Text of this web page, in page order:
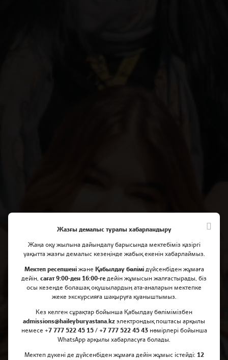
Haileybury Astana мектебінің
оқушысы Британдық Колумбия
университетіне қабылданды
Жазғы демалыс туралы хабарландыру
Жаңа оқу жылына дайындалу барысында мектебіміз қазіргі
уақытта жазғы демалыс кезеңінде жабық екенін хабарлаймыз.
Мектеп ресепшеніжәне Қабылдау бөлімідүйсенбіден жұмаға
дейін, сағат 9:00-ден 16:00-ге дейін жұмысын жалғастырады, біз
осы кезеңде болашақ оқушылардың ата-аналарын мектепке
жеке экскурсияға шақыруға қуаныштымыз.
Кез келген сұрақтар бойынша Қабылдау бөлімімізбен
admissions@haileyburyastana.kz электрондық поштасы арқылы
немесе +7 777 522 45 15 / +7 777 522 45 43нөмірлері бойынша
WhatsApp арқылы хабарласуға болады.
Мектеп дүкені де дүйсенбіден жұмаға дейін жұмыс істейді: 12